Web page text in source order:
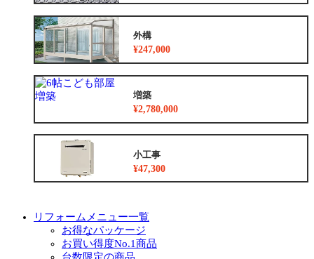
外構
¥247,000
増築
¥2,780,000
小工事
¥47,300
リフォームメニュー一覧
お得なパッケージ
お買い得度No.1商品
台数限定の商品